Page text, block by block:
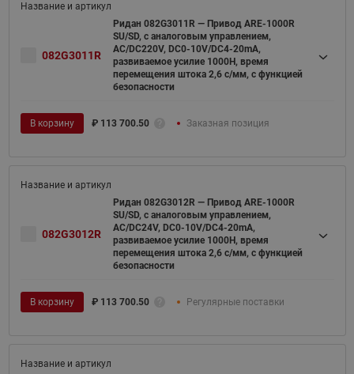
082G3011R
Ридан 082G3011R — Привод ARE-1000R
SU/SD, с аналоговым управлением,
AC/DC220V, DC0-10V/DC4-20mA,
развиваемое усилие 1000Н, время
перемещения штока 2,6 с/мм, с функцией
безопасности
В корзину ₽ 113 700.50 Заказная позиция
082G3012R
Ридан 082G3012R — Привод ARE-1000R
SU/SD, с аналоговым управлением,
AC/DC24V, DC0-10V/DC4-20mA,
развиваемое усилие 1000Н, время
перемещения штока 2,6 с/мм, с функцией
безопасности
В корзину ₽ 113 700.50 Регулярные поставки